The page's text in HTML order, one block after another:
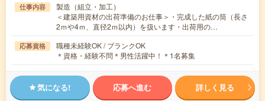
仕事内容
製造（組立・加工）
＜建築用資材の出荷準備のお仕事＞・完成した紙の筒（長さ
2ｍや4ｍ、直径2ｍ以内）を扱います・出荷用の…
応募資格
職種未経験OK / ブランクOK
＊資格・経験不問＊男性活躍中！＊1名募集
気になる! 応募へ進む 詳しく見る